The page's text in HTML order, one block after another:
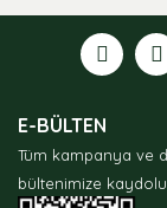
formunu
Görüş ve
Ürün
Ürün
Ürün fiyatı
E-BÜLTEN
Tüm kampanya ve
bültenimize